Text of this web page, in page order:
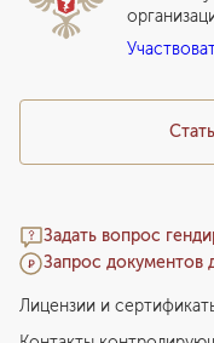
Подарочный сертификат
Медицинский туризм
Задать вопрос
Запрос документов
Лицензии и